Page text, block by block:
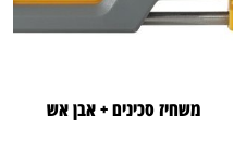
משחיז סכינים + אבן אש